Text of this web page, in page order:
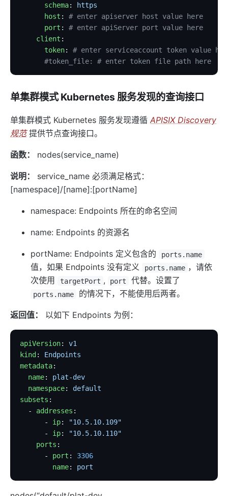
dubbo-proxy
mqtt-proxy
kafka-proxy
http-dubbo
API
Admin API
Status API
Development
Build development environment with Dev Containers
源码安装 APISIX
在 Mac 上构建开发环境
通过 OpenSSL 3.0 使 APISIX 支持 FIPS 模式
wasm
internal
The Implementation of Plugin Runner
Introducing APISIX's testing framework
调试模式
Deployment modes
常见问题
Others
Discovery
集成服务发现注册中心
DNS
consul
consul_kv
      schema
: https
      host
: # enter apiserver host value here
      port
: # enter apiServer port value here
    client
:
      token
: # enter serviceaccount token value
      #token_file: # enter token file path here
单集群模式 Kubernetes 服务发现的查询接口
单集群模式 Kubernetes 服务发现遵循 APISIX Discovery
规范提供节点查询接口。
函数： nodes(service_name)
说明：
service_name 必须满足格式：
[namespace]/[name]:[portName]
namespace: Endpoints 所在的命名空间
name: Endpoints 的资源名
portName: Endpoints 定义包含的 ports.name
值，如果 Endpoints 没有定义 ports.name ，请依
次使用
targetPort , port 代替。设置了
ports.name 的情况下，不能使用后两者。
返回值： 以如下 Endpoints 为例：
apiVersion: v1
kind : Endpoints
metadata:
  name
: plat-dev
  namespace
: default
subsets :
  -
addresses :
      -
ip:
"10.5.10.109"
      -
ip:
"10.5.10.110"
    ports
:
      -
port : 3306
        name
: port